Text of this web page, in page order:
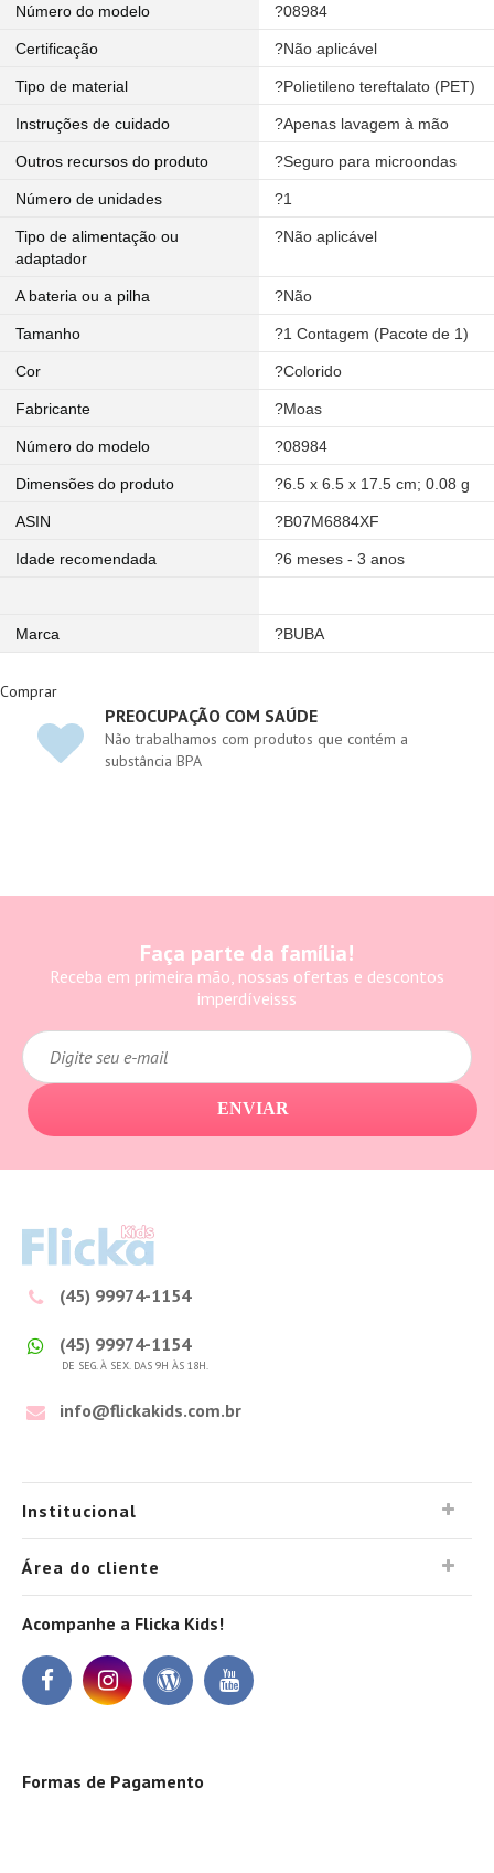
Número do modelo ?08984
Certificação ?Não aplicável
Tipo de material ?Polietileno tereftalato (PET)
Instruções de cuidado ?Apenas lavagem à mão
Outros recursos do produto ?Seguro para microondas
Número de unidades ?1
Tipo de alimentação ou
adaptador
?Não aplicável
A bateria ou a pilha ?Não
Tamanho ?1 Contagem (Pacote de 1)
Cor ?Colorido
Fabricante ?Moas
Número do modelo ?08984
Dimensões do produto ?6.5 x 6.5 x 17.5 cm; 0.08 g
ASIN ?B07M6884XF
Idade recomendada ?6 meses - 3 anos
Marca ?BUBA
Comprar
RESPONSABILIDADE SOCIAL
Projeto social de Indaiatuba, abrindo portas para
novos talentos
Faça parte da família!
Receba em primeira mão, nossas ofertas e descontos
imperdíveisss
ENVIAR
(45) 99974-1154
(45) 99974-1154
DE SEG. À SEX. DAS 9H ÀS 18H.
info@flickakids.com.br
Institucional
Área do cliente
Acompanhe a Flicka Kids!
Formas de Pagamento